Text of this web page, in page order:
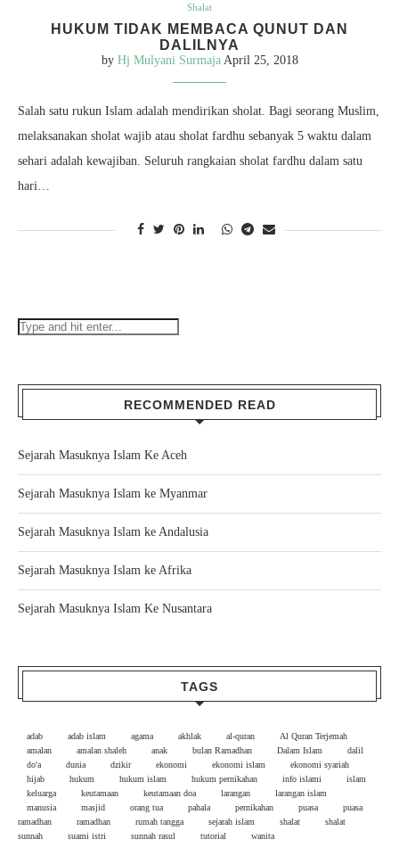
Shalat
HUKUM TIDAK MEMBACA QUNUT DAN
DALILNYA
by Hj Mulyani Surmaja April 25, 2018
Salah satu rukun Islam adalah mendirikan sholat. Bagi seorang Muslim,
melaksanakan sholat wajib atau sholat fardhu sebanyak 5 waktu dalam
sehari adalah kewajiban. Seluruh rangkaian sholat fardhu dalam satu
hari…
RECOMMENDED READ
Sejarah Masuknya Islam Ke Aceh
Sejarah Masuknya Islam ke Myanmar
Sejarah Masuknya Islam ke Andalusia
Sejarah Masuknya Islam ke Afrika
Sejarah Masuknya Islam Ke Nusantara
TAGS
adab adab islam agama akhlak al-quran
Al Quran Terjemah
amalan
amalan shaleh anak bulan Ramadhan Dalam Islam
dalil
do'a
dunia dzikir ekonomi ekonomi islam
ekonomi syariah
hijab
hukum hukum islam hukum pernikahan info islami
islam
keluarga
keutamaan keutamaan doa larangan
larangan islam
manusia
masjid orang tua pahala pernikahan puasa
puasa
ramadhan
ramadhan rumah tangga sejarah islam shalat
shalat
sunnah
suami istri sunnah rasul tutorial wanita